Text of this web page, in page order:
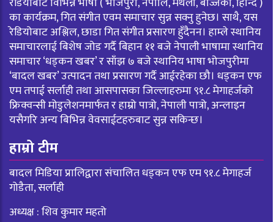
का कार्यक्रम, गित संगीत एवम समाचार सुन्न सक्नु हुनेछ। साथै, यस
रेडियोबाट अश्लिल, छाडा गित संगीत प्रसारण हुँदैनन। हाम्ले स्थानिय
समाचारलाई बिशेष जोड गर्दै बिहान ११ बजे नेपाली भाषामा स्थानिय
समाचार ‘धड्कन खबर’ र साँझ ७ बजे स्थानिय भाषा भोजपुरीमा
‘बादल खबर’ उत्पादन तथा प्रसारण गर्दै आईरहेका छौ। धड्कन एफ
एम तपाई सर्लाही तथा आसपासका जिल्लाहरुमा ९१.८ मेगाहर्जको
फ्रिक्वन्सी मोडुलेशनमार्फत र हाम्रो पात्रो, नेपाली पात्रो, अन्लाइन
यसैगरि अन्य बिभिन्न वेवसाईटहरुबाट सुन्न सकिन्छ।
हाम्रो टीम
बादल मिडिया प्रालिद्वारा संचालित धड्कन एफ एम ९१.८ मेगाहर्ज
गोडैता, सर्लाही
अध्यक्ष : शिव कुमार महतो